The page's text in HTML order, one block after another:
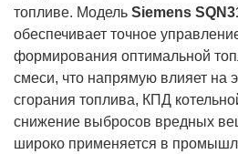
топливе. Модель Siemens
обеспечивает точное
формирования оптимальной
смеси, что напрямую влияет на
сгорания топлива, КПД
снижение выбросов вредных
широко применяется в